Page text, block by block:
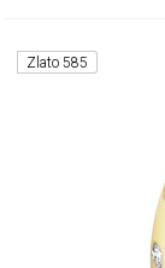
Zlato 585